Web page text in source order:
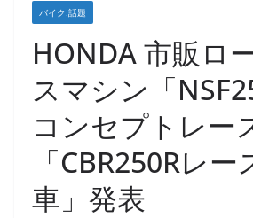
バイク:話題
HONDA 市販ロ
スマシン「
コンセプトレー
「CBR250Rレ
車」発表